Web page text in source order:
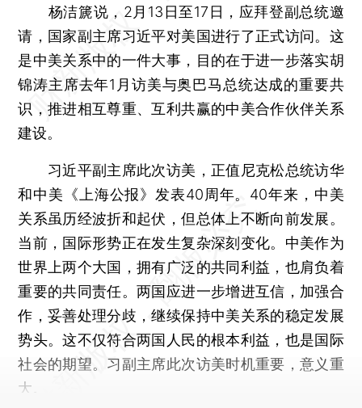
杨洁篪说，2月13日至17日，应拜登副总统邀
请，国家副主席习近平对美国进行了正式访问。这
是中美关系中的一件大事，目的在于进一步落实胡
锦涛主席去年1月访美与奥巴马总统达成的重要共
识，推进相互尊重、互利共赢的中美合作伙伴关系
建设。
习近平副主席此次访美，正值尼克松总统访华
和中美《上海公报》发表40周年。40年来，中美
关系虽历经波折和起伏，但总体上不断向前发展。
当前，国际形势正在发生复杂深刻变化。中美作为
世界上两个大国，拥有广泛的共同利益，也肩负着
重要的共同责任。两国应进一步增进互信，加强合
作，妥善处理分歧，继续保持中美关系的稳定发展
势头。这不仅符合两国人民的根本利益，也是国际
社会的期望。习副主席此次访美时机重要，意义重
大。